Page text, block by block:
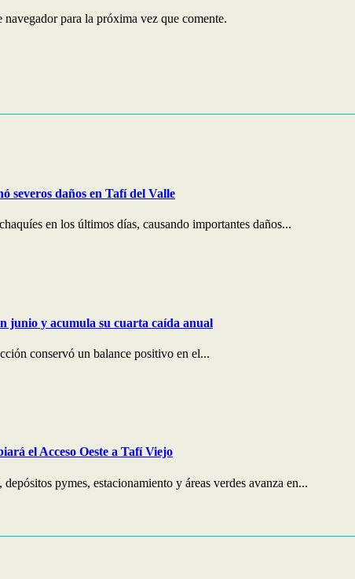
para la próxima vez que comente.
severos daños en Tafí del Valle
en los últimos días, causando importantes daños...
junio y acumula su cuarta caída anual
conservó un balance positivo en el...
el Acceso Oeste a Tafí Viejo
pymes, estacionamiento y áreas verdes avanza en...